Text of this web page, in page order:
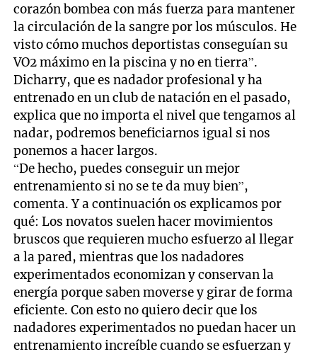
corazón bombea con más fuerza para mantener
la circulación de la sangre por los músculos. He
visto cómo muchos deportistas conseguían su
VO2 máximo en la piscina y no en tierra”.
Dicharry, que es nadador profesional y ha
entrenado en un club de natación en el pasado,
explica que no importa el nivel que tengamos al
nadar, podremos beneficiarnos igual si nos
ponemos a hacer largos.
“De hecho, puedes conseguir un mejor
entrenamiento si no se te da muy bien”,
comenta. Y a continuación os explicamos por
qué: Los novatos suelen hacer movimientos
bruscos que requieren mucho esfuerzo al llegar
a la pared, mientras que los nadadores
experimentados economizan y conservan la
energía porque saben moverse y girar de forma
eficiente. Con esto no quiero decir que los
nadadores experimentados no puedan hacer un
entrenamiento increíble cuando se esfuerzan y